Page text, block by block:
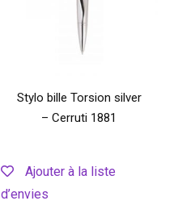
Stylo bille Torsion silver
– Cerruti 1881
Ajouter à la liste
d’envies